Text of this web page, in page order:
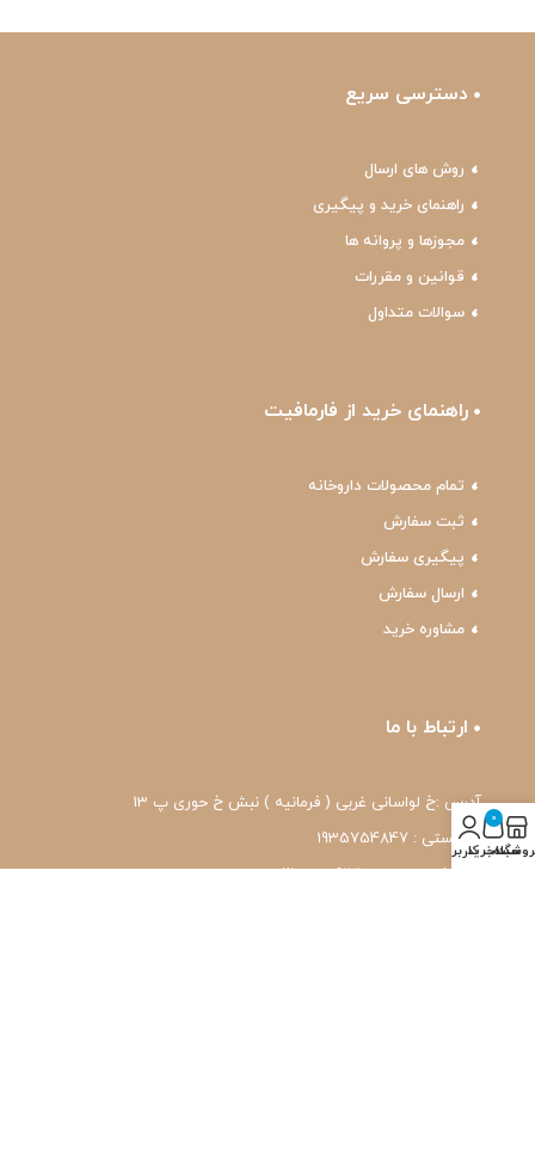
دسترسی سریع
روش های ارسال
راهنمای خرید و پیگیری
مجوزها و پروانه ها
قوانین و مقررات
سوالات متداول
راهنمای خرید از فارمافیت
تمام محصولات داروخانه
ثبت سفارش
پیگیری سفارش
ارسال سفارش
مشاوره خرید
ارتباط با ما
آدرس :خ لواسانی غربی ( فرمانیه ) نبش خ حوری پ 13
کد پستی : 1935754847
شماره تماس: 22239171-۰۲۱
0
سبد خرید
حساب کاربری من